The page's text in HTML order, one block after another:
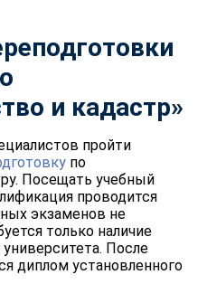
и кадастр»
пройти
по
Посещать учебный
проводится
экзаменов не
только наличие
После
диплом установленного